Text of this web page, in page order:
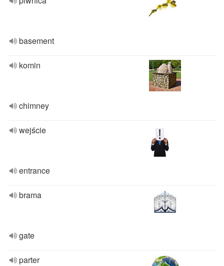
basement
komin
chimney
wejście
entrance
brama
gate
parter